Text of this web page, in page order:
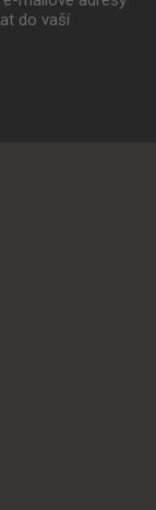
do vaší